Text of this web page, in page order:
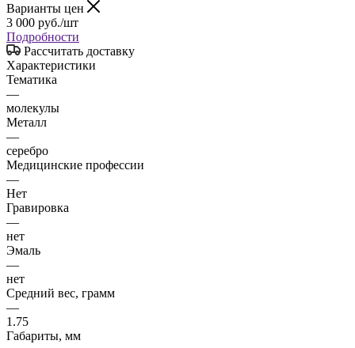
Варианты цен
3 000 руб./шт
Подробности
Рассчитать доставку
Характеристики
Тематика
—
молекулы
Металл
—
серебро
Медицинские профессии
—
Нет
Гравировка
—
нет
Эмаль
—
нет
Средний вес, грамм
—
1.75
Габариты, мм